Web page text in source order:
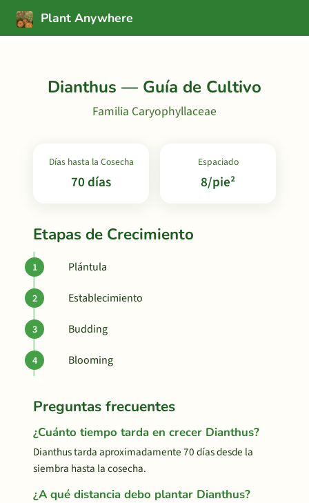
Plant Anywhere
Dianthus — Guía de Cultivo
Familia Caryophyllaceae
Días hasta la Cosecha
70 días
Espaciado
8/pie²
Etapas de Crecimiento
Plántula
Establecimiento
Budding
Blooming
Preguntas frecuentes
¿Cuánto tiempo tarda en crecer Dianthus?
Dianthus tarda aproximadamente 70 días desde la
siembra hasta la cosecha.
¿A qué distancia debo plantar Dianthus?